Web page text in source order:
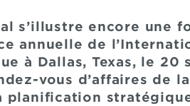
s’illustre encore une
annuelle de
à Dallas, Texas, le
vous d’affaires de
planification